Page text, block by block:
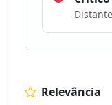
Relevância